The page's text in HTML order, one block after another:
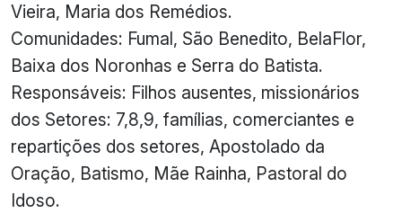
Vieira, Maria dos Remédios.
Comunidades: Fumal, São Benedito, BelaFlor,
Baixa dos Noronhas e Serra do Batista.
Responsáveis: Filhos ausentes, missionários
dos Setores: 7,8,9, famílias, comerciantes e
repartições dos setores, Apostolado da
Oração, Batismo, Mãe Rainha, Pastoral do
Idoso.